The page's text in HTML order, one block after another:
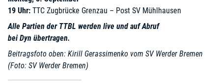
19 Uhr: TTC Zugbrücke Grenzau – Post SV Mühlhausen
Alle Partien der TTBL werden live und auf Abruf
bei Dyn übertragen.
Beitragsfoto oben: Kirill Gerassimenko vom SV Werder Bremen
(Foto: SV Werder Bremen)